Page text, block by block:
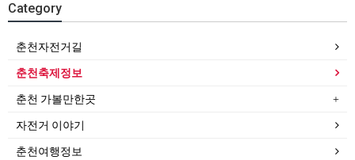
Category
춘천자전거길
춘천축제정보
춘천 가볼만한곳
자전거 이야기
춘천여행정보